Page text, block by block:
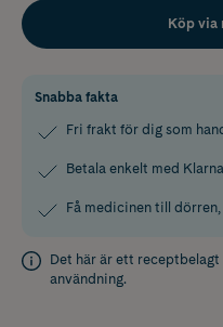
Köp via
Snabba fakta
Fri frakt för dig som
Betala enkelt med
Få medicinen till
Det här är ett receptbelagt
användning.